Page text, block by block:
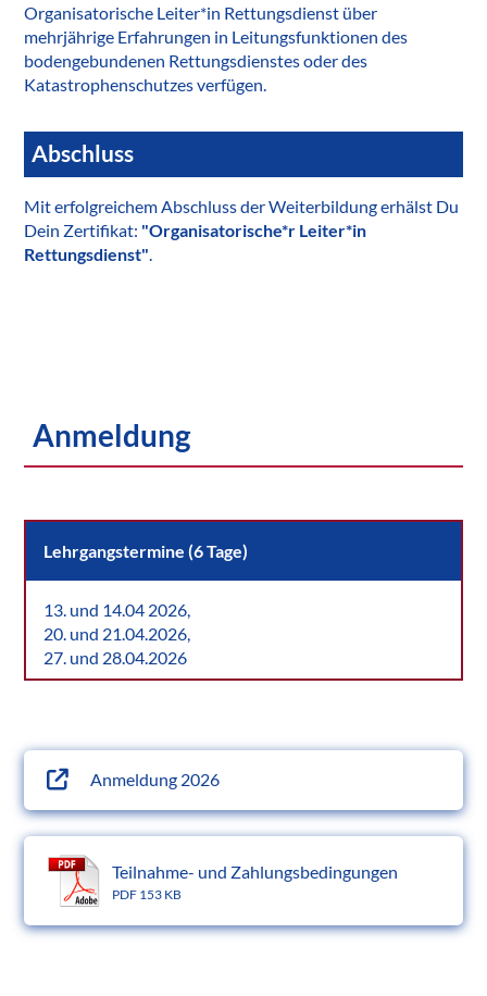
Organisatorische Leiter*in Rettungsdienst über
mehrjährige Erfahrungen in Leitungsfunktionen des
bodengebundenen Rettungsdienstes oder des
Katastrophenschutzes verfügen.
Abschluss
Mit erfolgreichem Abschluss der Weiterbildung erhälst Du
Dein Zertifikat: "Organisatorische*r Leiter*in
Rettungsdienst".
Anmeldung
Lehrgangstermine (6 Tage)
13. und 14.04 2026,
20. und 21.04.2026,
27. und 28.04.2026
Anmeldung 2026
Teilnahme- und Zahlungsbedingungen
PDF 153 KB